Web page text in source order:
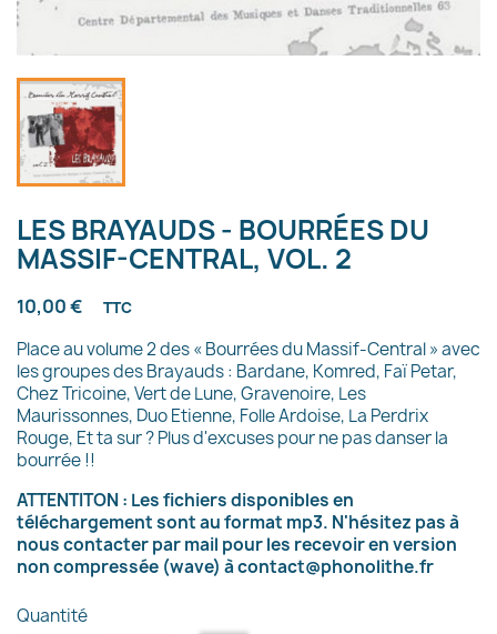
LES BRAYAUDS - BOURRÉES DU
MASSIF-CENTRAL, VOL. 2
10,00 € TTC
Place au volume 2 des « Bourrées du Massif-Central » avec
les groupes des Brayauds : Bardane, Komred, Faï Petar,
Chez Tricoine, Vert de Lune, Gravenoire, Les
Maurissonnes, Duo Etienne, Folle Ardoise, La Perdrix
Rouge, Et ta sur ? Plus d'excuses pour ne pas danser la
bourrée !!
ATTENTITON : Les fichiers disponibles en
téléchargement sont au format mp3. N'hésitez pas à
nous contacter par mail pour les recevoir en version
non compressée (wave) àcontact@phonolithe.fr
Quantité